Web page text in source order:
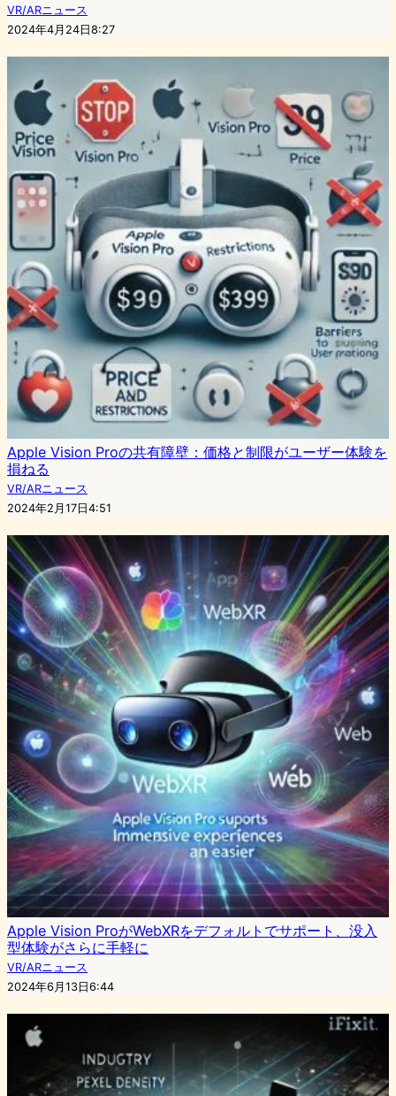
VR/ARニュース
2024年4月24日8:27
Apple Vision Proの共有障壁：価格と制限がユーザー体験を
損ねる
VR/ARニュース
2024年2月17日4:51
Apple Vision ProがWebXRをデフォルトでサポート、没入
型体験がさらに手軽に
VR/ARニュース
2024年6月13日6:44